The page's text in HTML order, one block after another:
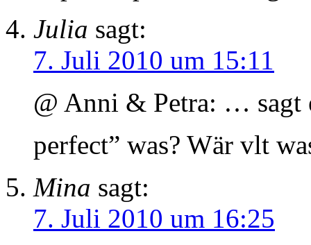
Julia sagt:
7. Juli 2010 um 15:11
@ Anni & Petra: … sagt
perfect” was? Wär vlt
Mina sagt:
7. Juli 2010 um 16:25